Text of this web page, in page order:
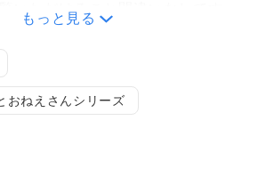
いただけること間違いなしです。
ドで、アニメなどと合わせてご活用
もっと見る
おねえさんシリーズ